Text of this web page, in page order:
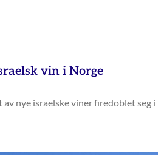
vin i Norge
nye israelske viner firedoblet seg i